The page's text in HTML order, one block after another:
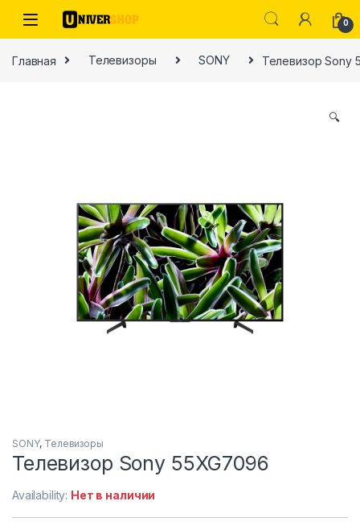
Skip to navigation
Skip to content
0
Главная Телевизоры SONY Телевизор Sony
🔍
SONY, Телевизоры
Телевизор Sony 55XG7096
Availability: Нет в наличии